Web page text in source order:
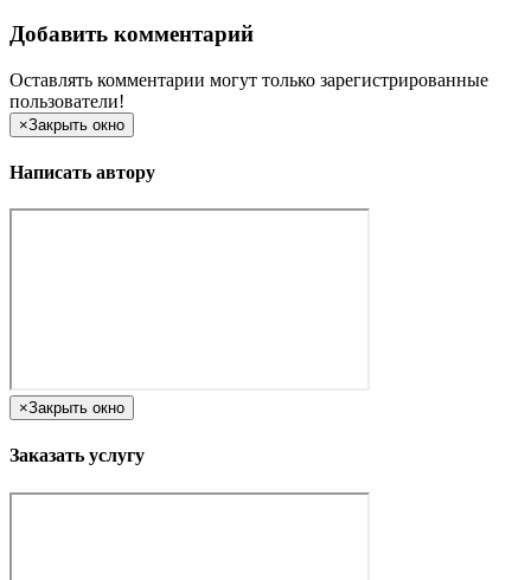
Добавить комментарий
Оставлять комментарии могут только зарегистрированные
пользователи!
×Закрыть окно
Написать автору
×Закрыть окно
Заказать услугу